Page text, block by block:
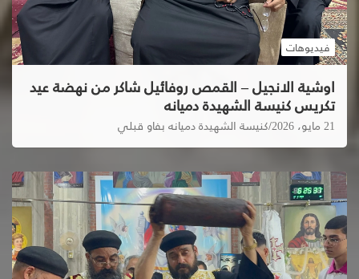
فيديوهات
اوشية الانجيل – القمص روفائيل شاكر من نهضة عيد
تكريس كنيسة الشهيدة دميانه
21 مايو، 2026 كنيسة الشهيدة دميانه بفاو قبلي